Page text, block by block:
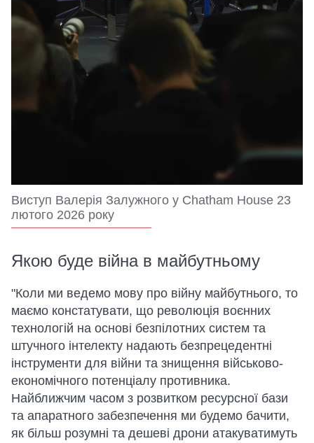
Виступ Валерія Залужного у Chatham House 23
лютого 2026 року
Якою буде війна в майбутньому
"Коли ми ведемо мову про війну майбутнього, то
маємо констатувати, що революція воєнних
технологій на основі безпілотних систем та
штучного інтелекту надають безпрецедентні
інструменти для війни та знищення військово-
економічного потенціалу противника.
Найближчим часом з розвитком ресурсної бази
та апаратного забезпечення ми будемо бачити,
як більш розумні та дешеві дрони атакуватимуть